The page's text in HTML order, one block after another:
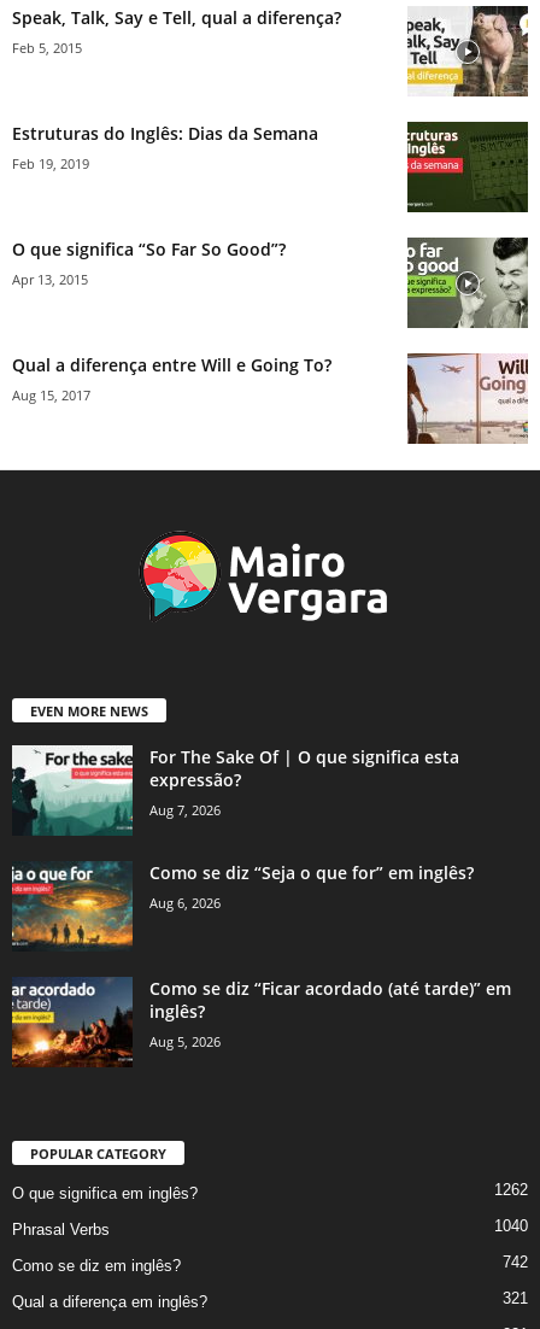
Speak, Talk, Say e Tell, qual a diferença?
Feb 5, 2015
Estruturas do Inglês: Dias da Semana
Feb 19, 2019
O que significa “So Far So Good”?
Apr 13, 2015
Qual a diferença entre Will e Going To?
Aug 15, 2017
EVEN MORE NEWS
For The Sake Of | O que significa esta
expressão?
Aug 7, 2026
Como se diz “Seja o que for” em inglês?
Aug 6, 2026
Como se diz “Ficar acordado (até tarde)” em
inglês?
Aug 5, 2026
POPULAR CATEGORY
O que significa em inglês? 1262
Phrasal Verbs 1040
Como se diz em inglês? 742
Qual a diferença em inglês?
321